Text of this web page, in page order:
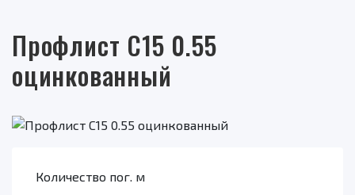
Профлист С15 0.55
оцинкованный
Количество пог. м